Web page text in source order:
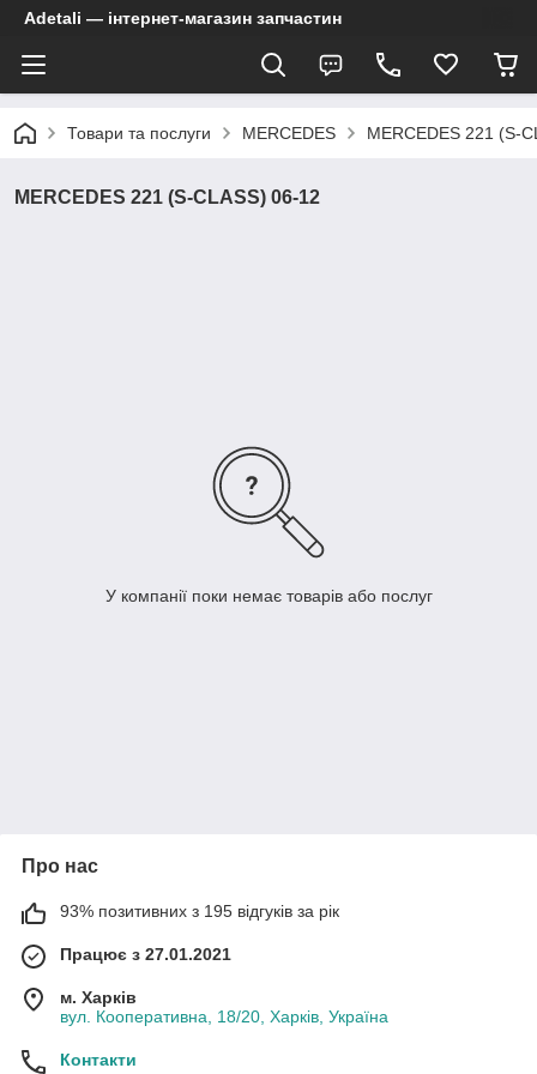
Adetali — інтернет-магазин запчастин
Товари та послуги MERCEDES MERCEDES 221 (S-
MERCEDES 221 (S-CLASS) 06-12
У компанії поки немає товарів або послуг
Про нас
93% позитивних з 195 відгуків за рік
Працює з 27.01.2021
м. Харків
вул. Кооперативна, 18/20, Харків, Україна
Контакти